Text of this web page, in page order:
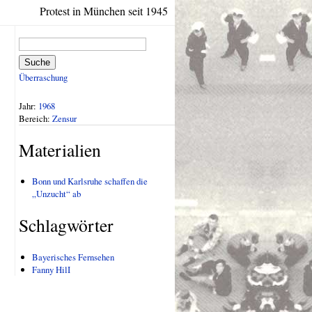
Protest in München seit 1945
Suche
Überraschung
Jahr: 1968
Bereich: Zensur
Materialien
Bonn und Karlsruhe schaffen die
„Unzucht“ ab
Schlagwörter
Bayerisches Fernsehen
Fanny HilI